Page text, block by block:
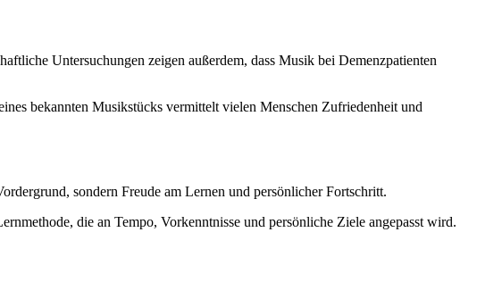
Untersuchungen zeigen außerdem, dass Musik bei Demenzpatienten
bekannten Musikstücks vermittelt vielen Menschen Zufriedenheit und
sondern Freude am Lernen und persönlicher Fortschritt.
die an Tempo, Vorkenntnisse und persönliche Ziele angepasst wird.